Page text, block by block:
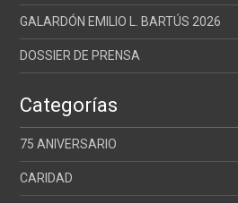
GALARDÓN EMILIO L. BARTÚS 2026
DOSSIER DE PRENSA
Categorías
75 ANIVERSARIO
CARIDAD